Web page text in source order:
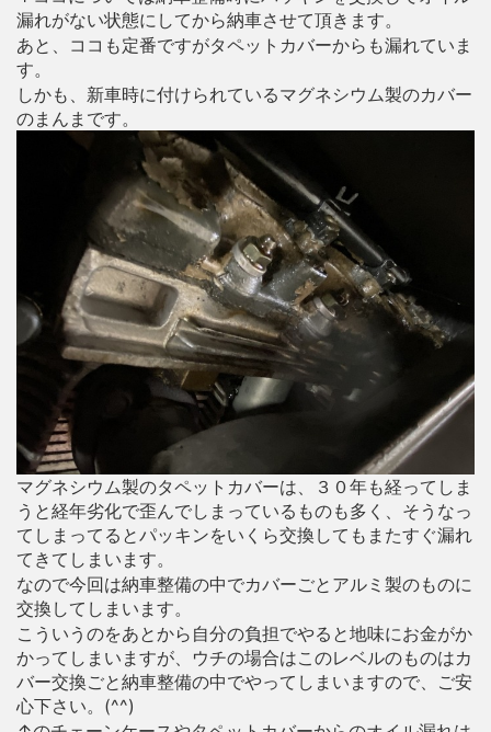
漏れがない状態にしてから納車させて頂きます。
あと、ココも定番ですがタペットカバーからも漏れていま
す。
しかも、新車時に付けられているマグネシウム製のカバー
のまんまです。
マグネシウム製のタペットカバーは、３０年も経ってしま
うと経年劣化で歪んでしまっているものも多く、そうなっ
てしまってるとパッキンをいくら交換してもまたすぐ漏れ
てきてしまいます。
なので今回は納車整備の中でカバーごとアルミ製のものに
交換してしまいます。
こういうのをあとから自分の負担でやると地味にお金がか
かってしまいますが、ウチの場合はこのレベルのものはカ
バー交換ごと納車整備の中でやってしまいますので、ご安
心下さい。(^^)